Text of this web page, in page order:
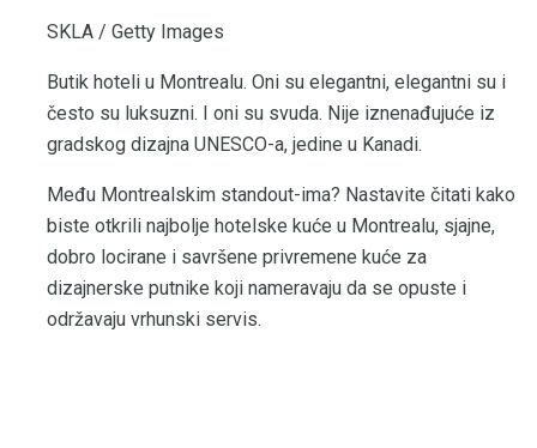
SKLA / Getty Images
Butik hoteli u Montrealu. Oni su elegantni, elegantni su i
često su luksuzni. I oni su svuda. Nije iznenađujuće iz
gradskog dizajna UNESCO-a, jedine u Kanadi.
Među Montrealskim standout-ima? Nastavite čitati kako
biste otkrili najbolje hotelske kuće u Montrealu, sjajne,
dobro locirane i savršene privremene kuće za
dizajnerske putnike koji nameravaju da se opuste i
održavaju vrhunski servis.